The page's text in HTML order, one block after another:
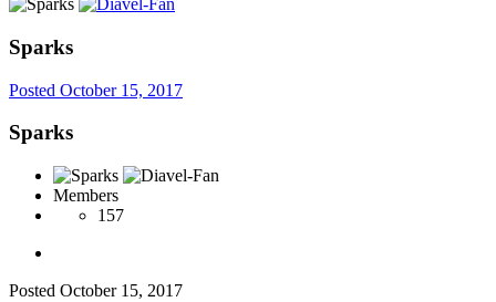
Sparks
Posted October 15, 2017
Sparks
Members
157
Posted October 15, 2017